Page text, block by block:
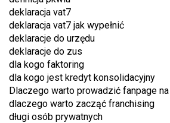
deklaracja vat7
deklaracja vat7 jak wypełnić
deklaracje do urzędu
deklaracje do zus
dla kogo faktoring
dla kogo jest kredyt konsolidacyjny
Dlaczego warto prowadzić fanpage
dlaczego warto zacząć franchising
długi osób prywatnych